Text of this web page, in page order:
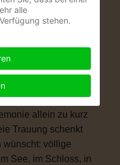
nicht
eine Hochzeit, die
ist eine kirchliche
Euch. Vielleicht ist
allein zu kurz
Trauung schenkt
wünscht: völlige
See, im Schloss, in
alle
stehen.